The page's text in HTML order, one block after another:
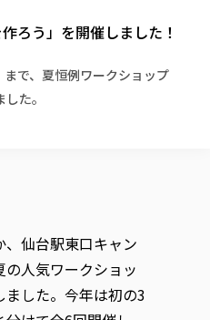
東北福祉大学通信」
）について
ト等）
の2に基づく情報公開
況報告書
介
ポジトリ
ジトリ
涯教育・キャリア教育TOP
ろう」を開催しました！
で、夏恒例ワークショップ
た。
仙台駅東口キャン
人気ワークショッ
した。今年は初の3